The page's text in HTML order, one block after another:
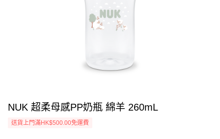
NUK 超柔母感PP奶瓶 綿羊 260mL
送貨上門滿HK$500.00免運費